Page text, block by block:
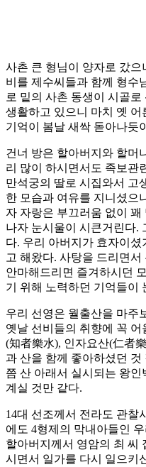
사촌 큰 형님이 양자로 갔
비를 제수씨들과 함께 형수
로 밑의 사촌 동생이 시골
생활하고 있으니 마치 옛
기억이 봄날 새싹 돋아나듯
건너 방은 할아버지와 할머
리 많이 하시면서도 족보관
만석궁의 딸로 시집와서 고
한 모습과 여유를 지니셨으
자 자랑은 부끄러움 없이
나자 눈시울이 시큰거린다.
다. 우리 아버지가 효자이
고 해왔다. 사탕을 드리면
안마해드리면 즐겨하시던
기 위해 노력하던 기억들이
우리 선영은 월출산을 마주
옛날 선비들의 취향에 꼭
(知者樂水), 인자요산(仁者
과 산을 함께 좋아하셨던 것
쯤 산 아래서 실시되는 왕
계실 것만 같다.
14대 선조께서 전라도 관찰
에도 4형제의 막내아들인
할아버지께서 영암의 최 씨
시면서 일가를 다시 일으키